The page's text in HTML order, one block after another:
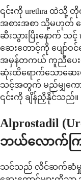
၎င်းကို urethra ထဲ
အစားအစာ သို့မဟုတ်
ဆီးသွားပြီးနောက် သ
ဆေးတောင့်ကို ပျော်ဝ
အမှန်တကယ် ကူညီပေး
ဆုံးထိရောက်သောဆေး
သင့်အတွက် မည်မျှကေ
၎င်းကို ချိန်ညှိနိုင်သည်။
Alprostadil
ဘယ်လောက်က
သင်သည် လိင်ဆက်ဆံမှုအ